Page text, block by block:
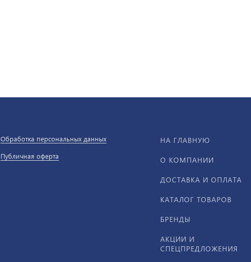
Обработка персональных данных
Публичная оферта
НА ГЛАВНУЮ
О КОМПАНИИ
ДОСТАВКА И ОПЛАТА
КАТАЛОГ ТОВАРОВ
БРЕНДЫ
АКЦИИ И
СПЕЦПРЕДЛОЖЕНИЯ